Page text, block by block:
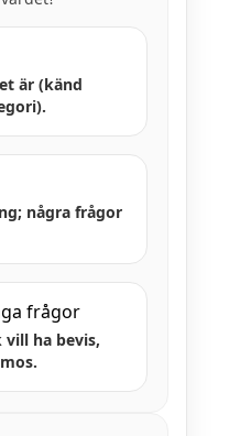
är (känd
några frågor
frågor
ha bevis,